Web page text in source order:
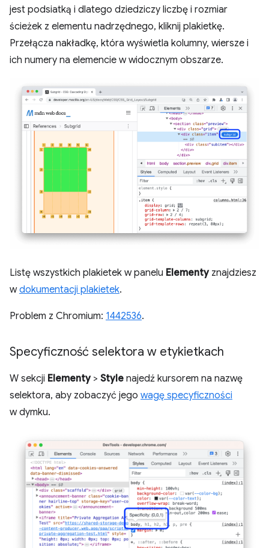
jest podsiatką i dlatego dziedziczy liczbę i rozmiar
ścieżek z elementu nadrzędnego, kliknij plakietkę.
Przełącza nakładkę, która wyświetla kolumny, wiersze i
ich numery na elemencie w widocznym obszarze.
Listę wszystkich plakietek w panelu Elementyznajdziesz
wdokumentacji plakietek.
Problem z Chromium: 1442536.
Specyficzność selektora w etykietkach
W sekcji Elementy> Style najedź kursorem na nazwę
selektora, aby zobaczyć jego wagę specyficzności
w dymku.